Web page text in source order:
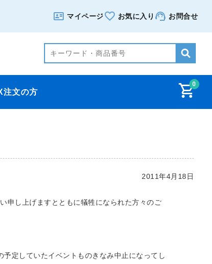
マイページ お気に入り お問合せ
0
注文の方
2011年4月18日
申し上げますとともに犠牲になられた方々のご
定していたイベントものきなみ中止になってし